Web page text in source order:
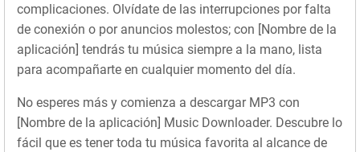
complicaciones. Olvídate de las interrupciones por falta
de conexión o por anuncios molestos; con [Nombre de la
aplicación] tendrás tu música siempre a la mano, lista
para acompañarte en cualquier momento del día.
No esperes más y comienza a descargar MP3 con
[Nombre de la aplicación] Music Downloader. Descubre lo
fácil que es tener toda tu música favorita al alcance de